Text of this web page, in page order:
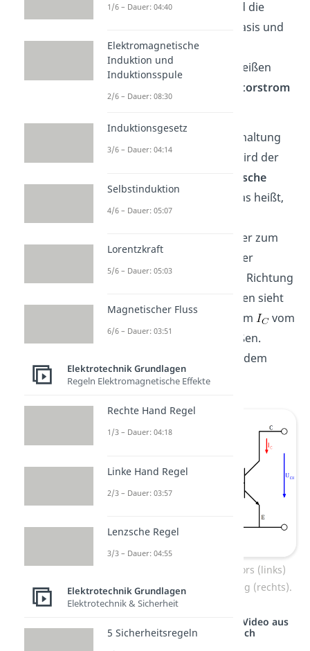
und Emitter heißt
und die
Spannung zwischen der Basis und
dem Emitter
. Die
entsprechenden Ströme heißen
Kollektorstrom
Wenn du eine Schaltung
vor dir liegen hast, dann wird der
technische
Stromrichtung
gezeigt. Das heißt,
während zum Beispiel die
) vom Emitter zum
Kollektor fließen, wird in der
Schaltung die umgekehrte Richtung
dargestellt. Im Schaltzeichen sieht
du dann den Kollektorstrom
vom
Kollektor zum Emitter fließen.
Ähnlich verhält es sich mit dem
Basisstrom.
Aufbau eines NPN Transistors (links)
und Darstellung als Schaltung (rechts).
Studyflix vernetzt: Hier ein Video aus
einem anderen Bereich
1/6 – Dauer: 04:40
Elektromagnetische
Induktion und
Induktionsspule
2/6 – Dauer: 08:30
Induktionsgesetz
3/6 – Dauer: 04:14
Selbstinduktion
4/6 – Dauer: 05:07
Lorentzkraft
5/6 – Dauer: 05:03
Magnetischer Fluss
6/6 – Dauer: 03:51
Elektrotechnik Grundlagen
Regeln Elektromagnetische Effekte
Rechte Hand Regel
1/3 – Dauer: 04:18
Linke Hand Regel
2/3 – Dauer: 03:57
Lenzsche Regel
3/3 – Dauer: 04:55
Elektrotechnik Grundlagen
Elektrotechnik & Sicherheit
5 Sicherheitsregeln